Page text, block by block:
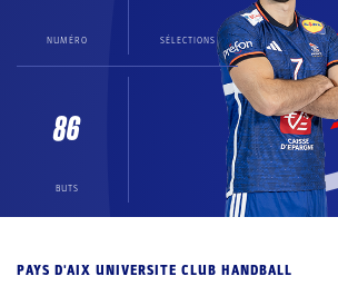
NUMÉRO SÉLECTIONS
86
BUTS
PAYS D'AIX UNIVERSITE CLUB HANDBALL